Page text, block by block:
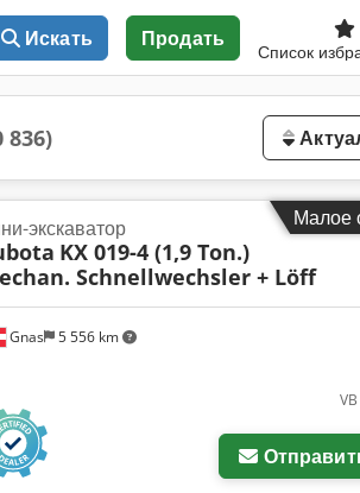
Искать Продать
Список
836)
Малое
Gnas 5 556 km
экскаватор
KX 019-4 (1,9 Ton.)
Schnellwechsler + Löff